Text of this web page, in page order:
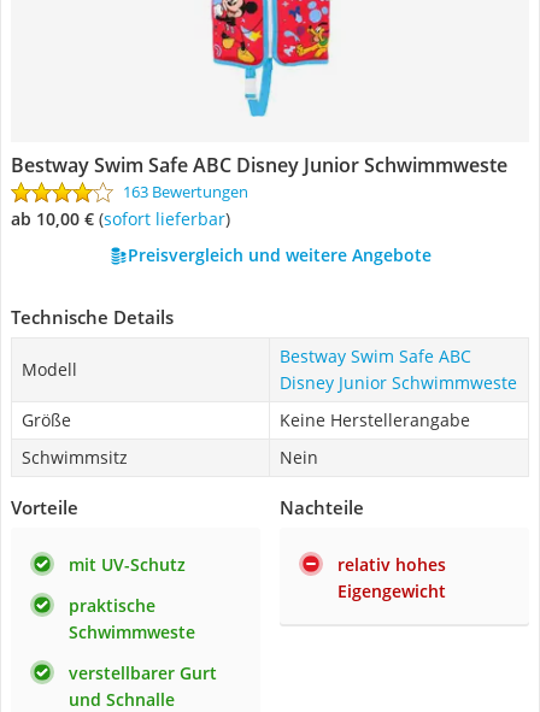
Bestway Swim Safe ABC Disney Junior Schwimmweste
163 Bewertungen
ab 10,00 € ( Sofort lieferbar)
Preisvergleich und weitere Angebote
Technische Details
Modell
Bestway Swim Safe ABC
Disney Junior Schwimmweste
Größe
Keine Herstellerangabe
Schwimmsitz
Nein
Vorteile
mit UV-Schutz
praktische
Schwimmweste
verstellbarer Gurt
und Schnalle
Nachteile
relativ hohes
Eigengewicht